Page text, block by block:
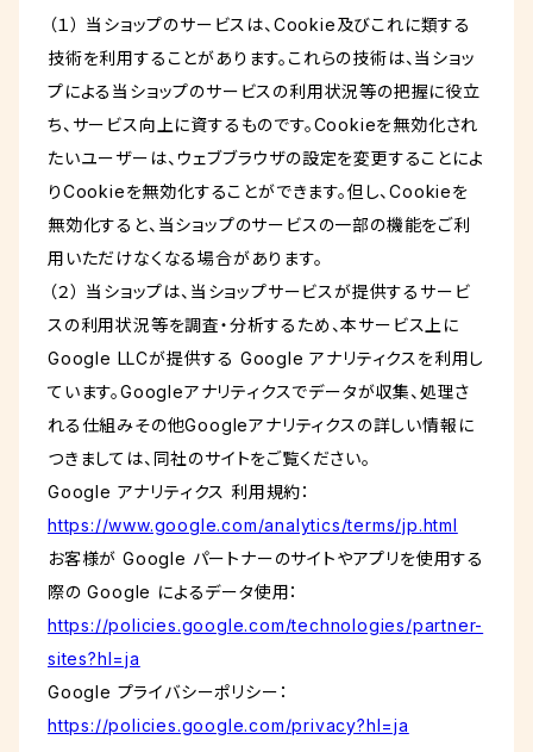
（１） 当ショップのサービスは、Cookie及びこれに類する
技術を利用することがあります。これらの技術は、当ショッ
プによる当ショップのサービスの利用状況等の把握に役立
ち、サービス向上に資するものです。Cookieを無効化され
たいユーザーは、ウェブブラウザの設定を変更することによ
りCookieを無効化することができます。但し、Cookieを
無効化すると、当ショップのサービスの一部の機能をご利
用いただけなくなる場合があります。
（２） 当ショップは、当ショップサービスが提供するサービ
スの利用状況等を調査・分析するため、本サービス上に
Google LLCが提供する Google アナリティクスを利用し
ています。Googleアナリティクスでデータが収集、処理さ
れる仕組みその他Googleアナリティクスの詳しい情報に
つきましては、同社のサイトをご覧ください。
Google アナリティクス 利用規約：
https://www.google.com/analytics/terms/jp.html
お客様が Google パートナーのサイトやアプリを使用する
際の Google によるデータ使用：
https://policies.google.com/technologies/partner-
sites?hl=ja
Google プライバシーポリシー：
https://policies.google.com/privacy?hl=ja